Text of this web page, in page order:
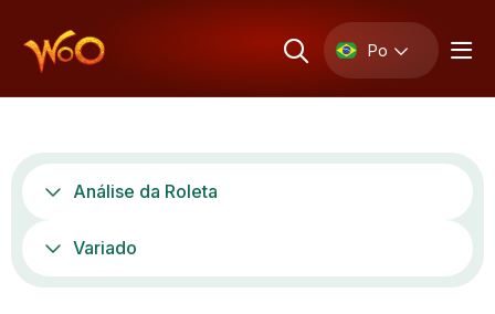
Po
Análise da Roleta
Variado